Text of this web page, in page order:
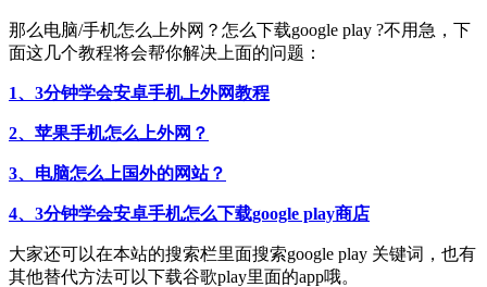
那么电脑/手机怎么上外网？怎么下载google play ?不用急，下
面这几个教程将会帮你解决上面的问题：
1、3分钟学会安卓手机上外网教程
2、苹果手机怎么上外网？
3、电脑怎么上国外的网站？
4、3分钟学会安卓手机怎么下载google play商店
大家还可以在本站的搜索栏里面搜索google play 关键词，也有
其他替代方法可以下载谷歌play里面的app哦。